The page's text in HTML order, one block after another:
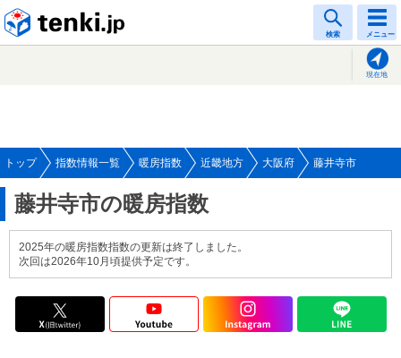
検索 メニュー
現在地
トップ 指数情報一覧 暖房指数 近畿地方 大阪府 藤井寺市
藤井寺市の暖房指数
2025年の暖房指数指数の更新は終了しました。
次回は2026年10月頃提供予定です。